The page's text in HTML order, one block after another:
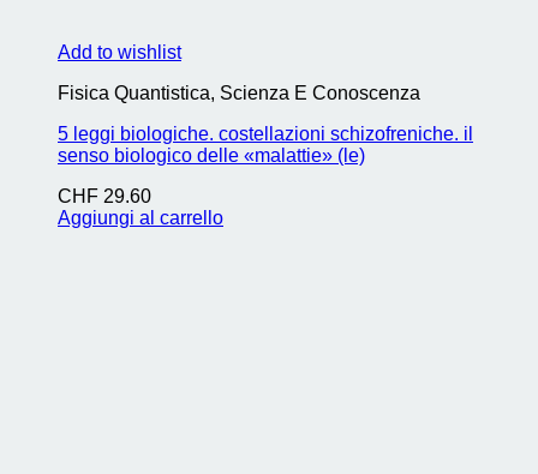
Add to wishlist
Fisica Quantistica, Scienza E Conoscenza
5 leggi biologiche. costellazioni schizofreniche. il
senso biologico delle «malattie» (le)
CHF 29.60
Aggiungi al carrello